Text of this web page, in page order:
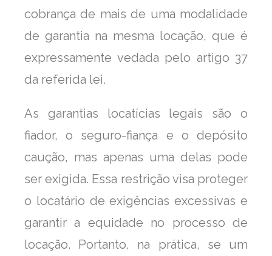
cobrança de mais de uma modalidade
de garantia na mesma locação, que é
expressamente vedada pelo artigo 37
da referida lei.
As garantias locatícias legais são o
fiador, o seguro-fiança e o depósito
caução, mas apenas uma delas pode
ser exigida. Essa restrição visa proteger
o locatário de exigências excessivas e
garantir a equidade no processo de
locação. Portanto, na prática, se um